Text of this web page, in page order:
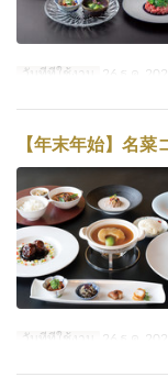
วันที่ที่ใช้งาน 26 ธ.ค.
【年末年始】名菜
วันที่ที่ใช้งาน 26 ธ.ค.